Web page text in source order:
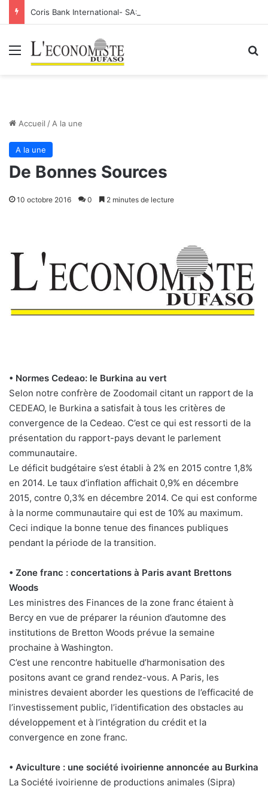
Menu
Accueil / A la une
A la une
De Bonnes Sources
10 octobre 2016 0 2 minutes de lecture
• Normes Cedeao: le Burkina au vert
Selon notre confrère de Zoodomail citant un rapport de la
CEDEAO, le Burkina a satisfait à tous les critères de
convergence de la Cedeao. C’est ce qui est ressorti de la
présentation du rapport-pays devant le parlement
communautaire.
Le déficit budgétaire s’est établi à 2% en 2015 contre 1,8%
en 2014. Le taux d’inflation affichait 0,9% en décembre
2015, contre 0,3% en décembre 2014. Ce qui est conforme
à la norme communautaire qui est de 10% au maximum.
Ceci indique la bonne tenue des finances publiques
pendant la période de la transition.
• Zone franc : concertations à Paris avant Brettons
Woods
Les ministres des Finances de la zone franc étaient à
Bercy en vue de préparer la réunion d’automne des
institutions de Bretton Woods prévue la semaine
prochaine à Washington.
C’est une rencontre habituelle d’harmonisation des
positons avant ce grand rendez-vous. A Paris, les
ministres devaient aborder les questions de l’efficacité de
l’investissement public, l’identification des obstacles au
développement et à l’intégration du crédit et la
convergence en zone franc.
• Aviculture : une société ivoirienne annoncée au Burkina
La Société ivoirienne de productions animales (Sipra)